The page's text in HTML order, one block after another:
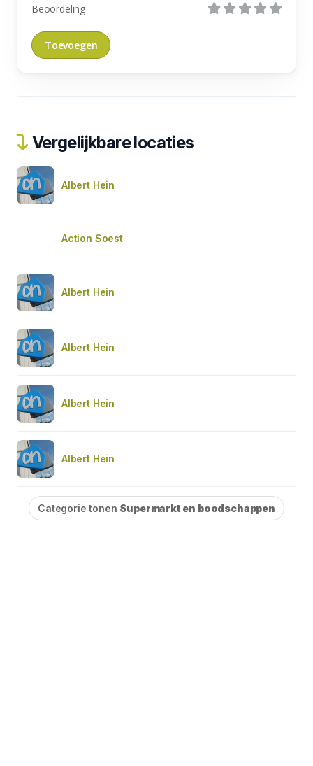
Beoordeling
Vergelijkbare locaties
Albert Hein
Action Soest
Albert Hein
Albert Hein
Albert Hein
Albert Hein
Categorie tonen Supermarkt en boodschappen